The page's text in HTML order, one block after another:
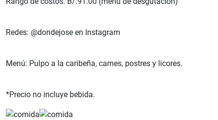
Redes: @dondejose en Instagram
Menú: Pulpo a la caribeña, carnes, postres y licores.
*Precio no incluye bebida.